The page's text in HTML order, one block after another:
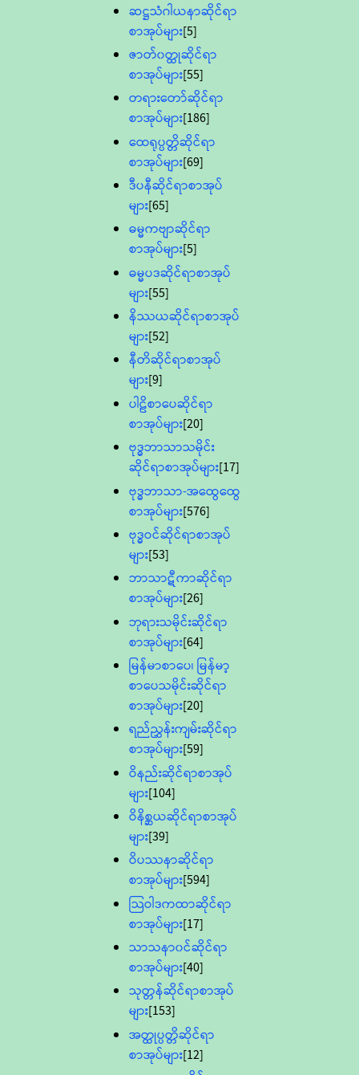
ဆဋ္ဌသံဂါယနာဆိုင်ရာ
စာအုပ်များ[5]
ဇာတ်၀တ္ထုဆိုင်ရာ
စာအုပ်များ[55]
တရားတော်ဆိုင်ရာ
စာအုပ်များ[186]
ထေရုပ္ပတ္တိဆိုင်ရာ
စာအုပ်များ[69]
ဒီပနီဆိုင်ရာစာအုပ်
များ[65]
ဓမ္မကဗျာဆိုင်ရာ
စာအုပ်များ[5]
ဓမ္မပဒဆိုင်ရာစာအုပ်
များ[55]
နိဿယဆိုင်ရာစာအုပ်
များ[52]
နီတိဆိုင်ရာစာအုပ်
များ[9]
ပါဠိစာပေဆိုင်ရာ
စာအုပ်များ[20]
ဗုဒ္ဓဘာသာသမိုင်း
ဆိုင်ရာစာအုပ်များ[17]
ဗုဒ္ဓဘာသာ-အထွေထွေ
စာအုပ်များ[576]
ဗုဒ္ဓဝင်ဆိုင်ရာစာအုပ်
များ[53]
ဘာသာဋီကာဆိုင်ရာ
စာအုပ်များ[26]
ဘုရားသမိုင်းဆိုင်ရာ
စာအုပ်များ[64]
မြန်မာစာပေ၊ မြန်မာ့
စာပေသမိုင်းဆိုင်ရာ
စာအုပ်များ[20]
ရည်ညွှန်းကျမ်းဆိုင်ရာ
စာအုပ်များ[59]
ဝိနည်းဆိုင်ရာစာအုပ်
များ[104]
ဝိနိစ္ဆယဆိုင်ရာစာအုပ်
များ[39]
ဝိပဿနာဆိုင်ရာ
စာအုပ်များ[594]
သြဝါဒကထာဆိုင်ရာ
စာအုပ်များ[17]
သာသနာ၀င်ဆိုင်ရာ
စာအုပ်များ[40]
သုတ္တန်ဆိုင်ရာစာအုပ်
များ[153]
အတ္ထုပ္ပတ္တိဆိုင်ရာ
စာအုပ်များ[12]